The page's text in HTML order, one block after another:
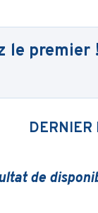
le premier !
DERNIER
de